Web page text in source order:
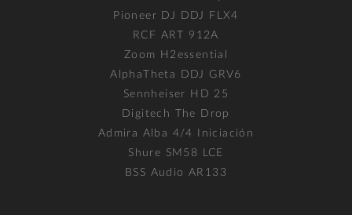
Pioneer DJ DDJ FLX4
RCF ART 912A
Zoom H2essential
AlphaTheta DDJ GRV6
Sennheiser HD 25
Digitech The Drop
Admira Alba 4/4 Iniciación
Shure SM58 LCE
BSS Audio AR133